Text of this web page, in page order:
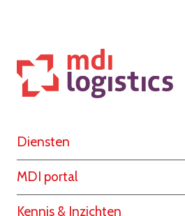
Diensten
MDI portal
Kennis & Inzichten